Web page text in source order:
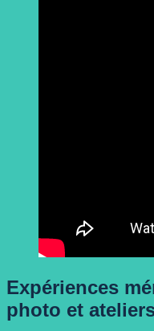
Expériences
photo et